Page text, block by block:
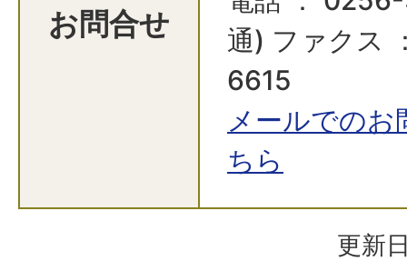
お問合せ
通) ファクス
6615
メールでの
ちら
更新